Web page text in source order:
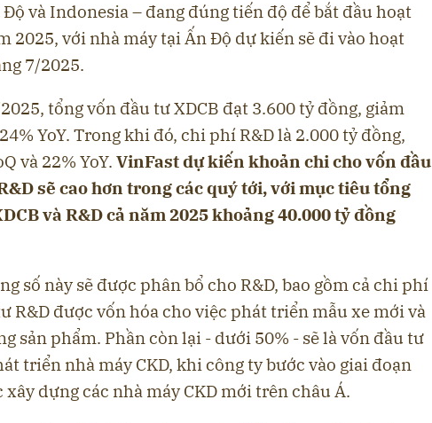
và Indonesia – đang đúng tiến độ để bắt đầu hoạt
2025, với nhà máy tại Ấn Độ dự kiến sẽ đi vào hoạt
7/2025.
tổng vốn đầu tư XDCB đạt 3.600 tỷ đồng, giảm
YoY. Trong khi đó, chi phí R&D là 2.000 tỷ đồng,
và 22% YoY. VinFast dự kiến khoản chi cho vốn đầu
sẽ cao hơn trong các quý tới, với mục tiêu tổng
và R&D cả năm 2025 khoảng 40.000 tỷ đồng
số này sẽ được phân bổ cho R&D, bao gồm cả chi phí
R&D được vốn hóa cho việc phát triển mẫu xe mới và
sản phẩm. Phần còn lại - dưới 50% - sẽ là vốn đầu tư
triển nhà máy CKD, khi công ty bước vào giai đoạn
dựng các nhà máy CKD mới trên châu Á.